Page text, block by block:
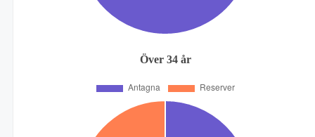
Över 34 år